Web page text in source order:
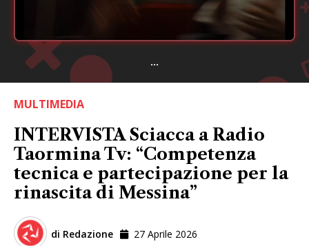
...
MULTIMEDIA
INTERVISTA Sciacca a Radio
Taormina Tv: “Competenza
tecnica e partecipazione per la
rinascita di Messina”
di Redazione 27 Aprile 2026